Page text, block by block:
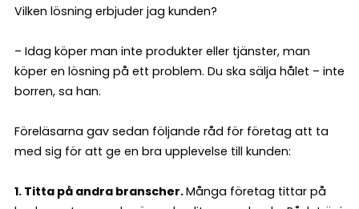
Vilken lösning erbjuder jag kunden?
– Idag köper man inte produkter eller tjänster, man
köper en lösning på ett problem. Du ska sälja hålet – inte
borren, sa han.
Föreläsarna gav sedan följande råd för företag att ta
med sig för att ge en bra upplevelse till kunden:
1. Titta på andra branscher.Många företag tittar på